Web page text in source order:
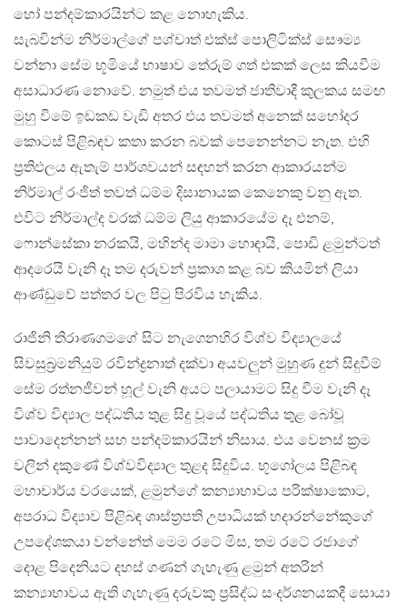
හෝ පන්දම්කාරයින්ට කළ නොහැකිය.
සැබවින්ම නිර්මාල්ගේ පශ්චාත් එක්ස් පොලිටික්ස් සෞම්‍ය
වන්නා සේම භූමියේ භාෂාව තේරුම් ගත් එකක් ලෙස කියවීම
අසාධාරණ නොවේ. නමුත් එය තවමත් ජාතිවාදී කුලකය සමඟ
මුහු වීමේ ඉඩකඩ වැඩි අතර එය තවමත් අනෙක් සහෝදර
කොටස් පිළිබඳව කතා කරන බවක් පෙනෙන්නට නැත. එහි
ප්‍රතිඵලය ඇතැම් පාර්ශවයන් සඳහන් කරන ආකාරයන්ම
නිර්මාල් රංජිත් තවත් ධම්ම දිසානායක කෙනෙකු වනු ඇත.
එවිට නිර්මාල්ද වරක් ධම්ම ලියු ආකාරයේම දෑ එනම්,
ෆොන්සේකා නරකයි, මහින්ද මාමා හොඳායි, පොඩි ළමුන්ටත්
ආදරෙයි වැනි දෑ තම දරුවන් ප්‍රකාශ කළ බව කියමින් ලියා
ආණ්ඩුවේ පත්තර වල පිටු පිරවිය හැකිය.
රාජිනි තිරාණගමගේ සිට නැගෙනහිර විශ්ව විද්‍යාලයේ
සිවසුබ්‍රමනියුම් රවින්ද්‍රනාත් දක්වා අයවලුන් මුහුණ දුන් සිදුවීම්
සේම රත්නජීවන් හූල් වැනි අයට පලායාමට සිදු වීම වැනි දෑ
විශ්ව විද්‍යාල පද්ධතිය තුළ සිදු වූයේ පද්ධතිය තුළ බෝවූ
පාවාදෙන්නන් සහ පන්දම්කාරයින් නිසාය. එය වෙනස් ක්‍රම
වලින් දකුණේ විශ්වවිද්‍යාල තුළද සිදුවිය. භූගෝලය පිළිබඳ
මහාචාර්ය වරයෙක්, ළමුන්ගේ කන්‍යාභාවය පරික්ෂාකොට,
අපරාධ විද්‍යාව පිළිබඳ ශාස්ත්‍රපති උපාධියක් හදාරන්නේකුගේ
උපදේශකයා වන්නේත් මෙම රටේ මිස, තම රටේ රජාගේ
දොළ පිදෙනියට දහස් ගණන් ගැහැණු ළමුන් අතරින්
කන්‍යාභාවය ඇති ගැහැණු දරුවකු ප්‍රසිද්ධ සංදර්ශනයකදී සොයා